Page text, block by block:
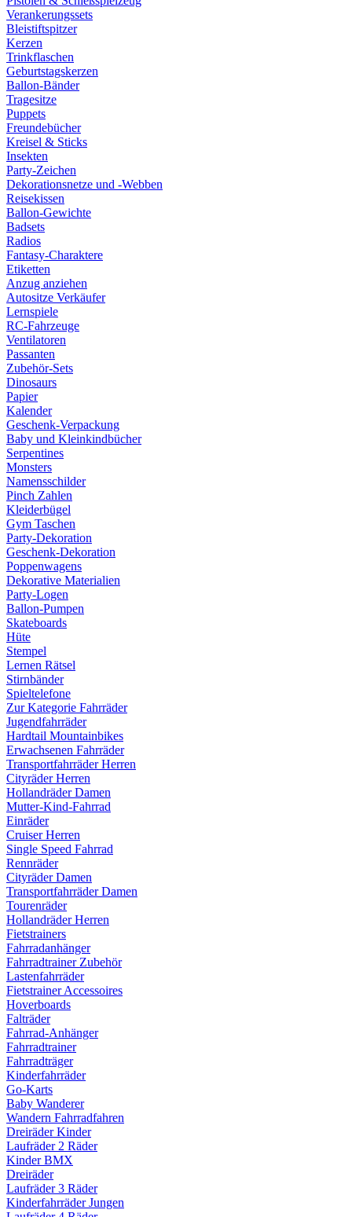
Verankerungssets
Bleistiftspitzer
Kerzen
Trinkflaschen
Geburtstagskerzen
Ballon-Bänder
Tragesitze
Puppets
Freundebücher
Kreisel & Sticks
Insekten
Party-Zeichen
Dekorationsnetze und -Webben
Reisekissen
Ballon-Gewichte
Badsets
Radios
Fantasy-Charaktere
Etiketten
Anzug anziehen
Autositze Verkäufer
Lernspiele
RC-Fahrzeuge
Ventilatoren
Passanten
Zubehör-Sets
Dinosaurs
Papier
Kalender
Geschenk-Verpackung
Baby und Kleinkindbücher
Serpentines
Monsters
Namensschilder
Pinch Zahlen
Kleiderbügel
Gym Taschen
Party-Dekoration
Geschenk-Dekoration
Poppenwagens
Dekorative Materialien
Party-Logen
Ballon-Pumpen
Skateboards
Hüte
Stempel
Lernen Rätsel
Stirnbänder
Spieltelefone
Zur Kategorie Fahrräder
Jugendfahrräder
Hardtail Mountainbikes
Erwachsenen Fahrräder
Transportfahrräder Herren
Cityräder Herren
Hollandräder Damen
Mutter-Kind-Fahrrad
Einräder
Cruiser Herren
Single Speed Fahrrad
Rennräder
Cityräder Damen
Transportfahrräder Damen
Tourenräder
Hollandräder Herren
Fietstrainers
Fahrradanhänger
Fahrradtrainer Zubehör
Lastenfahrräder
Fietstrainer Accessoires
Hoverboards
Falträder
Fahrrad-Anhänger
Fahrradtrainer
Fahrradträger
Kinderfahrräder
Go-Karts
Baby Wanderer
Wandern Fahrradfahren
Dreiräder Kinder
Laufräder 2 Räder
Kinder BMX
Dreiräder
Laufräder 3 Räder
Kinderfahrräder Jungen